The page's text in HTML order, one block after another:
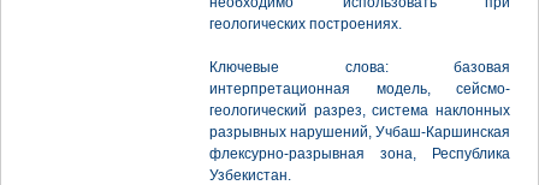
геологических построениях.
Ключевые слова: базовая
интерпретационная модель, сейсмо-
геологический разрез, система наклонных
разрывных нарушений, Учбаш-Каршинская
флексурно-разрывная зона, Республика
Узбекистан.